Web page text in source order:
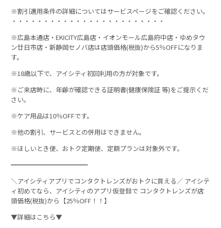
※割引適用条件の詳細についてはサービスページをご確認ください。
・・・・・・・・・・・・・・・・・・・・・・・・
※広島本通店・EKICITY広島店・イオンモール広島府中店・ゆめタウ
ン廿日市店・新静岡セノバ店は店頭価格(税抜)から5％OFFになりま
す。
※18歳以下で、アイシティ初回利用の方が対象です。
※ご来店時に、年齢が確認できる証明書(健康保険証 等)をご提示くだ
さい。
※ケア用品は10％OFFです。
※他の割引、サービスとの併用はできません。
※ほしいとき便、おトク定期便、定額プランは対象外です。
━━━━━━━━━━━━
＼アイシティアプリでコンタクトレンズがおトクに買える／ アイシテ
ィ初めてなら、アイシティのアプリ仮登録で コンタクトレンズが店
頭価格(税抜)から【25％OFF！！】
▼詳細はこちら▼